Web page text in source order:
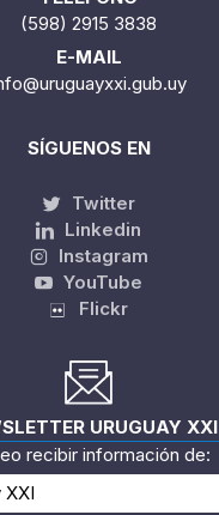
(598) 2915 3838
E-MAIL
SÍGUENOS EN
Twitter
Linkedin
Instagram
YouTube
Flickr
URUGUAY XXI
recibir información de:
XXI